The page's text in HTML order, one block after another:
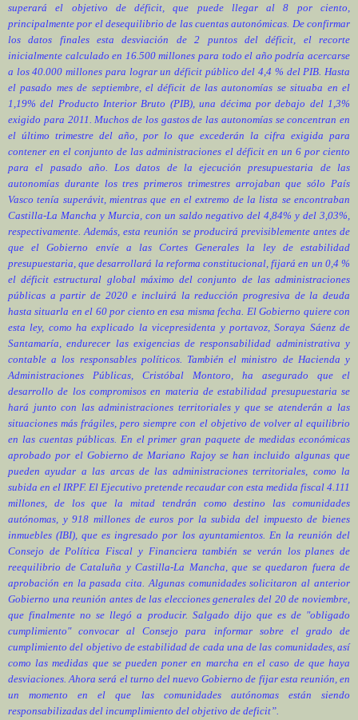
superará el objetivo de déficit, que puede llegar al 8 por ciento,
principalmente por el desequilibrio de las cuentas autonómicas. De confirmar
los datos finales esta desviación de 2 puntos del déficit, el recorte
inicialmente calculado en 16.500 millones para todo el año podría acercarse
a los 40.000 millones para lograr un déficit público del 4,4 % del PIB. Hasta
el pasado mes de septiembre, el déficit de las autonomías se situaba en el
1,19% del Producto Interior Bruto (PIB), una décima por debajo del 1,3%
exigido para 2011. Muchos de los gastos de las autonomías se concentran en
el último trimestre del año, por lo que excederán la cifra exigida para
contener en el conjunto de las administraciones el déficit en un 6 por ciento
para el pasado año. Los datos de la ejecución presupuestaria de las
autonomías durante los tres primeros trimestres arrojaban que sólo País
Vasco tenía superávit, mientras que en el extremo de la lista se encontraban
Castilla-La Mancha y Murcia, con un saldo negativo del 4,84% y del 3,03%,
respectivamente. Además, esta reunión se producirá previsiblemente antes de
que el Gobierno envíe a las Cortes Generales la ley de estabilidad
presupuestaria, que desarrollará la reforma constitucional, fijará en un 0,4 %
el déficit estructural global máximo del conjunto de las administraciones
públicas a partir de 2020 e incluirá la reducción progresiva de la deuda
hasta situarla en el 60 por ciento en esa misma fecha. El Gobierno quiere con
esta ley, como ha explicado la vicepresidenta y portavoz, Soraya Sáenz de
Santamaría, endurecer las exigencias de responsabilidad administrativa y
contable a los responsables políticos. También el ministro de Hacienda y
Administraciones Públicas, Cristóbal Montoro, ha asegurado que el
desarrollo de los compromisos en materia de estabilidad presupuestaria se
hará junto con las administraciones territoriales y que se atenderán a las
situaciones más frágiles, pero siempre con el objetivo de volver al equilibrio
en las cuentas públicas. En el primer gran paquete de medidas económicas
aprobado por el Gobierno de Mariano Rajoy se han incluido algunas que
pueden ayudar a las arcas de las administraciones territoriales, como la
subida en el IRPF. El Ejecutivo pretende recaudar con esta medida fiscal 4.111
millones, de los que la mitad tendrán como destino las comunidades
autónomas, y 918 millones de euros por la subida del impuesto de bienes
inmuebles (IBI), que es ingresado por los ayuntamientos. En la reunión del
Consejo de Política Fiscal y Financiera también se verán los planes de
reequilibrio de Cataluña y Castilla-La Mancha, que se quedaron fuera de
aprobación en la pasada cita. Algunas comunidades solicitaron al anterior
Gobierno una reunión antes de las elecciones generales del 20 de noviembre,
que finalmente no se llegó a producir. Salgado dijo que es de "obligado
cumplimiento" convocar al Consejo para informar sobre el grado de
cumplimiento del objetivo de estabilidad de cada una de las comunidades, así
como las medidas que se pueden poner en marcha en el caso de que haya
desviaciones. Ahora será el turno del nuevo Gobierno de fijar esta reunión, en
un momento en el que las comunidades autónomas están siendo
responsabilizadas del incumplimiento del objetivo de deficit”.